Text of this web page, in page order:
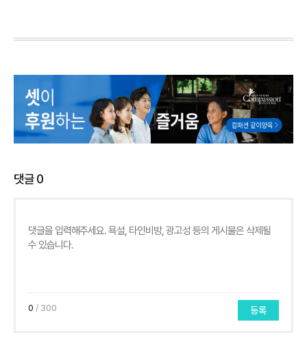
댓글0
0 / 300 등록